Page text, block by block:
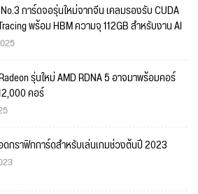
การ์ดจอรุ่นใหม่จากจีน เคลมรองรับ CUDA
พร้อม HBM ความจุ 112GB สำหรับงาน AI
รุ่นใหม่ AMD RDNA 5 อาจมาพร้อมคอร์
คอร์
กราฟิกการ์ดสำหรับเล่นเกมช่วงต้นปี 2023